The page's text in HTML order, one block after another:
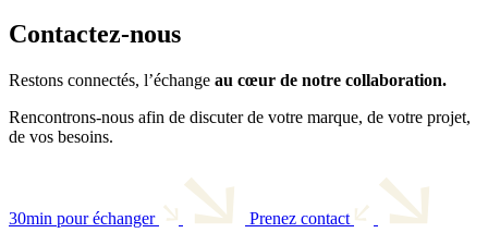
Contactez-nous
Restons connectés, l’échange au cœur de notre collaboration.
Rencontrons-nous afin de discuter de votre marque, de votre projet,
de vos besoins.
30min pour échanger
Prenez contact